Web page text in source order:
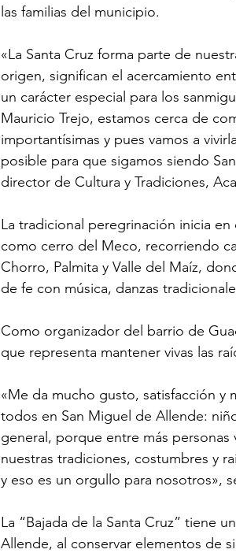
las familias del municipio.
«La Santa Cruz forma parte de
origen, significan el acercamiento
un carácter especial para los
Mauricio Trejo, estamos cerca de
importantísimas y pues vamos a
posible para que sigamos siendo
director de Cultura y Tradiciones,
La tradicional peregrinación inicia
como cerro del Meco, recorriendo
Chorro, Palmita y Valle del Maíz,
de fe con música, danzas
Como organizador del barrio de
que representa mantener vivas las
«Me da mucho gusto, satisfacción y
todos en San Miguel de Allende:
general, porque entre más
nuestras tradiciones, costumbres y
y eso es un orgullo para nosotros»,
La “Bajada de la Santa Cruz” tiene
Allende, al conservar elementos de